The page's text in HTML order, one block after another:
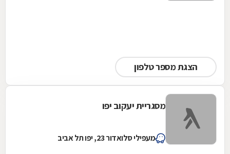
הצגת מספר טלפון
מסגריית יעקוב יפו
מעפילי סלואדור 23, יפו תל אביב